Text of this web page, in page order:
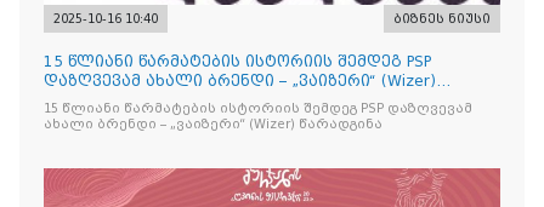
2025-10-16 10:40 ბიზნეს ნიუსი
15 წლიანი წარმატების ისტორიის შემდეგ PSP
დაზღვევამ ახალი ბრენდი – „ვაიზერი“ (Wizer)
წარადგინა
15 წლიანი წარმატების ისტორიის შემდეგ PSP დაზღვევამ
ახალი ბრენდი – „ვაიზერი“ (Wizer) წარადგინა